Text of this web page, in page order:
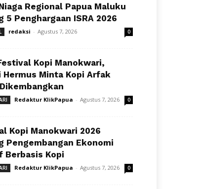
Regional Papua Maluku
5 Penghargaan ISRA 2026
redaksi - Agustus 7, 2026 0
Kopi Manokwari,
Hermus Minta Kopi Arfak
Redaktur KlikPapua - Agustus 7, 2026 0
Kopi Manokwari 2026
Pengembangan Ekonomi
Berbasis Kopi
Redaktur KlikPapua - Agustus 7, 2026 0